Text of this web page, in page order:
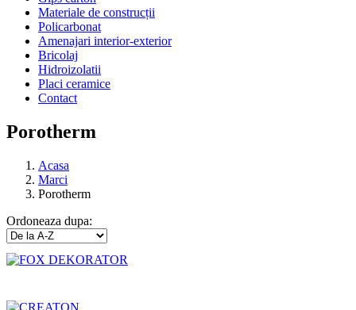
Materiale de construcții
Policarbonat
Amenajari interior-exterior
Bricolaj
Hidroizolatii
Placi ceramice
Contact
Porotherm
Acasa
Marci
Porotherm
Ordoneaza dupa: